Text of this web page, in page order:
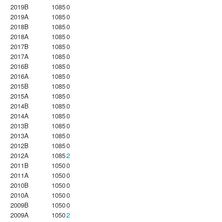
2019B
10850
2019A
10850
2018B
10850
2018A
10850
2017B
10850
2017A
10850
2016B
10850
2016A
10850
2015B
10850
2015A
10850
2014B
10850
2014A
10850
2013B
10850
2013A
10850
2012B
10850
2012A
10852
2011B
10500
2011A
10500
2010B
10500
2010A
10500
2009B
10500
2009A
10502